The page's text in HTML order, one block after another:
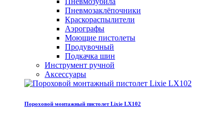
Пневмозаклёпочники
Краскораспылители
Аэрографы
Моющие пистолеты
Продувочный
Подкачка шин
Инструмент ручной
Аксессуары
Пороховой монтажный пистолет Lixie LX102